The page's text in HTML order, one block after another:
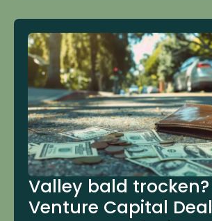
Valley bald
Venture Capital